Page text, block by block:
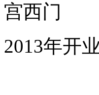
宫西门
2013年开